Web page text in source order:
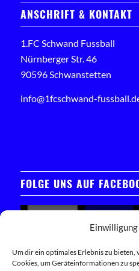
Um dir ein optimales Erlebnis zu
Cookies, um Geräteinformationen zu
ANSCHRIFT & KONTAKT
1.FC Schwand Fussball
Nürnberger Str. 46
90596 Schwanstetten
info@1fcschwand-
FOLGE UNS AUF